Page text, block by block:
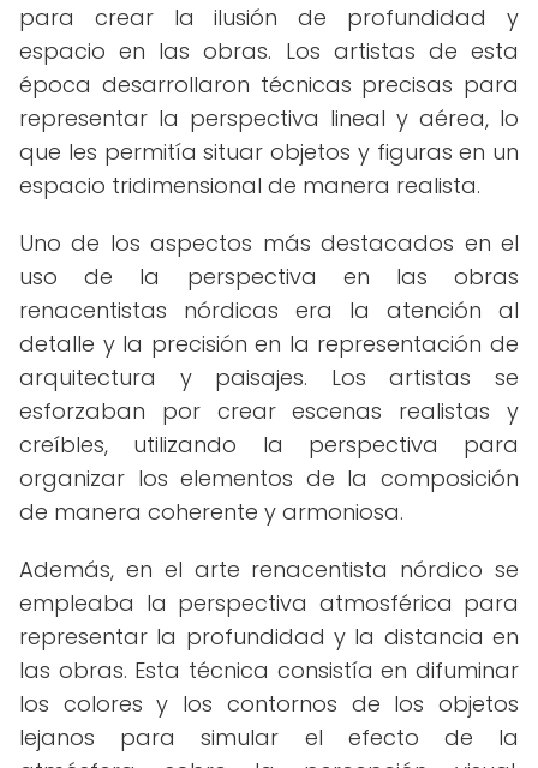
para crear la ilusión de profundidad y
espacio en las obras. Los artistas de esta
época desarrollaron técnicas precisas para
representar la perspectiva lineal y aérea, lo
que les permitía situar objetos y figuras en un
espacio tridimensional de manera realista.
Uno de los aspectos más destacados en el
uso de la perspectiva en las obras
renacentistas nórdicas era la atención al
detalle y la precisión en la representación de
arquitectura y paisajes. Los artistas se
esforzaban por crear escenas realistas y
creíbles, utilizando la perspectiva para
organizar los elementos de la composición
de manera coherente y armoniosa.
Además, en el arte renacentista nórdico se
empleaba la perspectiva atmosférica para
representar la profundidad y la distancia en
las obras. Esta técnica consistía en difuminar
los colores y los contornos de los objetos
lejanos para simular el efecto de la